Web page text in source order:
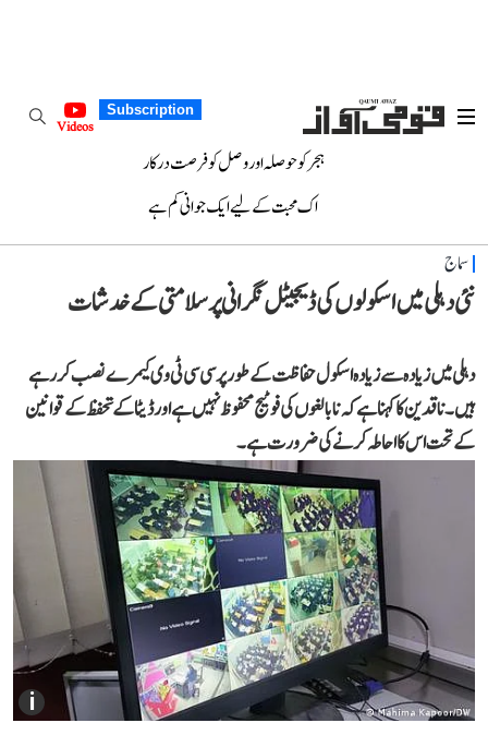
Subscription
Videos
ہجر کو حوصلہ اور وصل کو فرصت درکار
اک محبت کے لیے ایک جوانی کم ہے
سماج
نئی دہلی میں اسکولوں کی ڈیجیٹل نگرانی پر سلامتی کے خدشات
دہلی میں زیادہ سے زیادہ اسکول حفاظت کے طور پر سی سی ٹی وی کیمرے نصب کر رہے
ہیں۔ ناقدین کا کہنا ہے کہ نابالغوں کی فوٹیج محفوظ نہیں ہے اور ڈیٹا کے تحفظ کے قوانین
کے تحت اس کا احاطہ کرنے کی ضرورت ہے۔
i